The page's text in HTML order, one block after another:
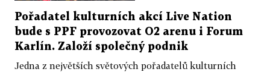
Pořadatel kulturních akcí Live Nation
bude s PPF provozovat O2 arenu i Forum
Karlín. Založí společný podnik
Jedna z největších světových pořadatelů kulturních